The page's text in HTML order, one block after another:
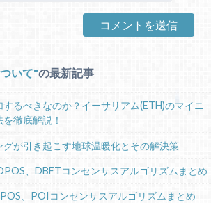
いて の最新記事
するべきなのか？イーサリアム(ETH)のマイニ
を徹底解説！
グが引き起こす地球温暖化とその解決策
、DBFTコンセンサスアルゴリズムまとめ
、POIコンセンサスアルゴリズムまとめ